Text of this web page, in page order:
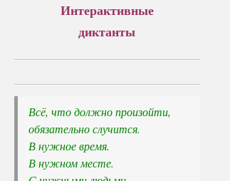
Интерактивные
диктанты
Всё, что должно произойти,
обязательно случится.
В нужное время.
В нужном месте.